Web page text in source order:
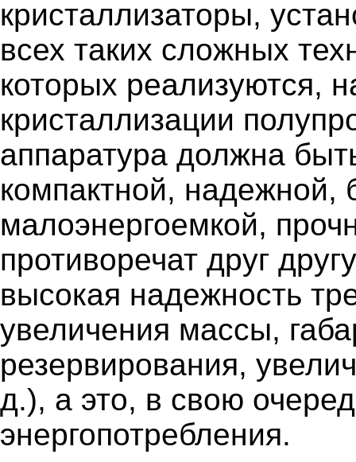
кристаллизаторы,
всех таких сложных
которых реализуются,
кристаллизации
аппаратура должна
компактной, надежной,
малоэнергоемкой,
противоречат друг
высокая надежность
увеличения массы,
резервирования,
д.), а это, в свою
энергопотребления.